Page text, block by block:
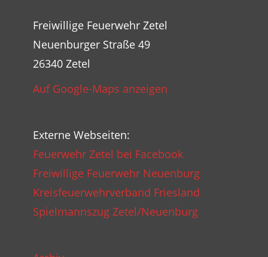
Freiwillige Feuerwehr Zetel
Neuenburger Straße 49
26340 Zetel
Auf Google-Maps anzeigen
Externe Webseiten:
Feuerwehr Zetel bei Facebook
Freiwillige Feuerwehr Neuenburg
Kreisfeuerwehrverband Friesland
Spielmannszug Zetel/Neuenburg